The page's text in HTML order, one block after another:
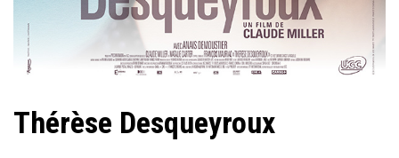
Thérèse Desqueyroux